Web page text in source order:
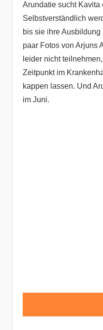
Arundatie sucht
Selbstverständlich
bis sie ihre
paar Fotos von Arjuns
leider nicht
Zeitpunkt im
kappen lassen. Und
im Juni.